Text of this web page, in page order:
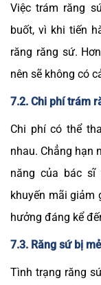
Việc trám răng
buốt, vì khi tiến
răng răng sứ.
nên sẽ không có
7.2. Chi phí trám
Chi phí có thể
nhau. Chẳng hạn
năng của bác sĩ
khuyến mãi giảm
hưởng đáng kể
7.3. Răng sứ bị
Tình trạng răng